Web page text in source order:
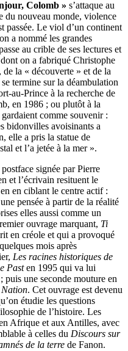
Colomb » s’attaque au
du nouveau monde, violence
passée. Le viol d’un continent
a nommé les grandes
au crible de ses lectures et
on a fabriqué Christophe
la « découverte » et de la
termine sur la déambulation
au-Prince à la recherche de
en 1986 ; ou plutôt à la
comme souvenir :
bidonvilles avoisinants a
elle a pris la statue de
et l’a jetée à la mer ».
signée par Pierre
et l’écrivain resituent le
en ciblant le centre actif :
pensée à partir de la réalité
elles aussi comme un
ouvrage marquant, Ti
en créole et qui a provoqué
mois après
Les racines historiques de
Pasten 1995 qui va lui
puis une seconde mouture en
. Cet ouvrage est devenu
étudie les questions
de l’histoire. Les
Afrique et aux Antilles, avec
à celles du Discours sur
de la terre de Fanon.